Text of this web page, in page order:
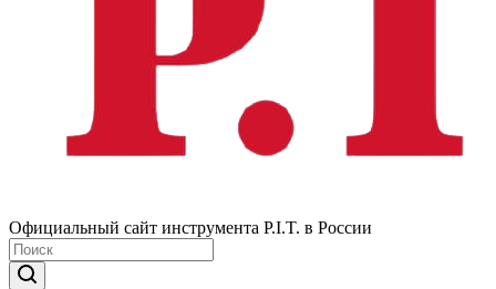
Официальный сайт инструмента P.I.T. в России